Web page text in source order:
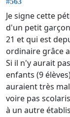
Je signe cette
d'un petit
21 et qui est
ordinaire grâce
Si il n'y aurait
enfants (9
auraient très
voire pas
à un autre